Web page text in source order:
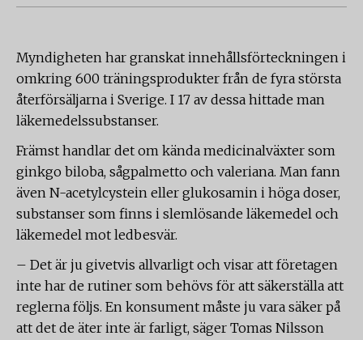
Myndigheten har granskat innehållsförteckningen i
omkring 600 träningsprodukter från de fyra största
återförsäljarna i Sverige. I 17 av dessa hittade man
läkemedelssubstanser.
Främst handlar det om kända medicinalväxter som
ginkgo biloba, sågpalmetto och valeriana. Man fann
även N-acetylcystein eller glukosamin i höga doser,
substanser som finns i slemlösande läkemedel och
läkemedel mot ledbesvär.
– Det är ju givetvis allvarligt och visar att företagen
inte har de rutiner som behövs för att säkerställa att
reglerna följs. En konsument måste ju vara säker på
att det de äter inte är farligt, säger Tomas Nilsson